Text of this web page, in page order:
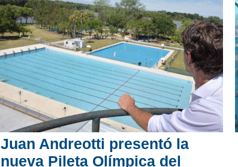
Juan Andreotti presentó la
nueva Pileta Olímpica del